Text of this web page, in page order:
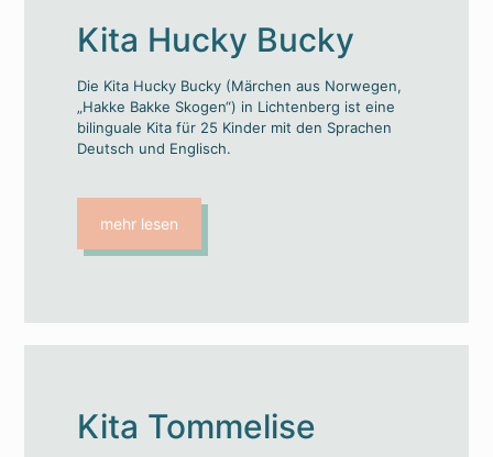
Kita Hucky Bucky
Die Kita Hucky Bucky (Märchen aus Norwegen,
„Hakke Bakke Skogen“) in Lichtenberg ist eine
bilinguale Kita für 25 Kinder mit den Sprachen
Deutsch und Englisch.
mehr lesen
Kita Tommelise